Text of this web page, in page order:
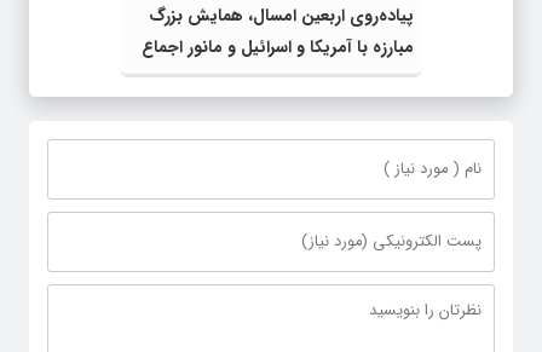
پیاده‌روی اربعین امسال، همایش بزرگ
مبارزه با آمریکا و اسرائیل و مانور اجماع
جبهه مقاومت و ملت‌های آزادی‌خواه در